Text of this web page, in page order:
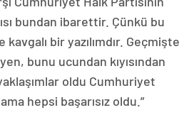
bundan ibarettir. Çünkü bu
bir yazılımdır. Geçmişte
bunu ucundan kıyısından
oldu Cumhuriyet
hepsi başarısız oldu.”